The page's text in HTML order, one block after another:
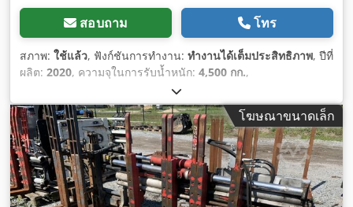
สอบถาม โทร
สภาพ: ใช้แล้ว, ฟังก์ชันการทำงาน: ทำงานได้เต็มประสิทธิภาพ, ปีที่
ผลิต: 2020, ความจุในการรับน้ำหนัก: 4,500 กก.,
โฆษณาขนาดเล็ก